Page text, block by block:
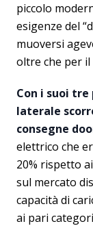
piccolo
esigenze del
muoversi
oltre che per il
Con i suoi
laterale
consegne
elettrico che
20% rispetto
sul mercato
capacità di
ai pari